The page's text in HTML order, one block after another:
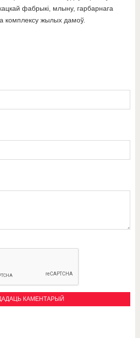
фабрыкі, млыну, гарбарнага
комплексу жылых дамоў.